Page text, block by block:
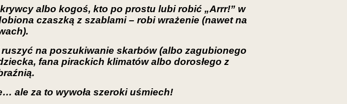
albo kogoś, kto po prostu lubi robić „Arrr!” w
czaszką z szablami – robi wrażenie (nawet na
na poszukiwanie skarbów (albo zagubionego
fana pirackich klimatów albo dorosłego z
ale za to wywoła szeroki uśmiech!